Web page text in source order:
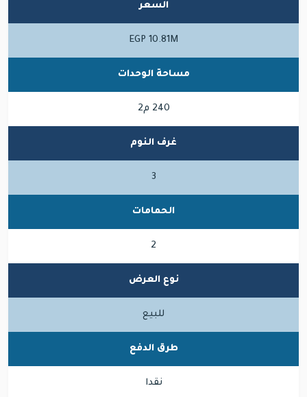
السعر
EGP 10.81M
مساحة الوحدات
240 م2
غرف النوم
3
الحمامات
2
نوع العرض
للبيع
طرق الدفع
نقدا